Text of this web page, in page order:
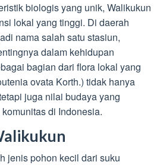
biologis yang unik, Walikukun
lokal yang tinggi. Di daerah
nama salah satu stasiun,
dalam kehidupan
bagian dari flora lokal yang
ovata Korth.) tidak hanya
juga nilai budaya yang
di Indonesia.
jenis pohon kecil dari suku